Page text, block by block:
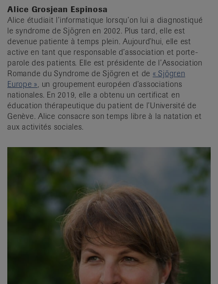
Alice Grosjean Espinosa
Alice étudiait l’informatique lorsqu’on lui a diagnostiqué
le syndrome de Sjögren en 2002. Plus tard, elle est
devenue patiente à temps plein. Aujourd’hui, elle est
active en tant que responsable d’association et porte-
parole des patients. Elle est présidente de l’Association
Romande du Syndrome de Sjögren et de « Sjögren
Europe », un groupement européen d’associations
nationales. En 2019, elle a obtenu un certificat en
éducation thérapeutique du patient de l’Université de
Genève. Alice consacre son temps libre à la natation et
aux activités sociales.